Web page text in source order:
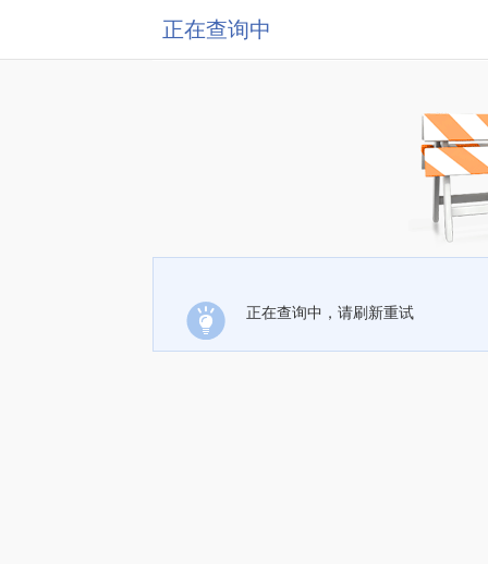
正在查询中
正在查询中，请刷新重试